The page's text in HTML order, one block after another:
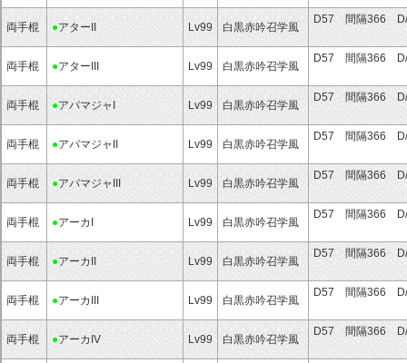
両手棍 ●アターII Lv99 白黒赤吟召学風
D57 間隔366
両手棍 ●アターIII Lv99 白黒赤吟召学風
D57 間隔366
両手棍 ●アパマジャI Lv99 白黒赤吟召学風
D57 間隔366
両手棍 ●アパマジャII Lv99 白黒赤吟召学風
D57 間隔366
両手棍 ●アパマジャIII Lv99 白黒赤吟召学風
D57 間隔366
両手棍 ●アーカI Lv99 白黒赤吟召学風
D57 間隔366
両手棍 ●アーカII Lv99 白黒赤吟召学風
D57 間隔366
両手棍 ●アーカIII Lv99 白黒赤吟召学風
D57 間隔366
両手棍 ●アーカIV Lv99 白黒赤吟召学風
D57 間隔366